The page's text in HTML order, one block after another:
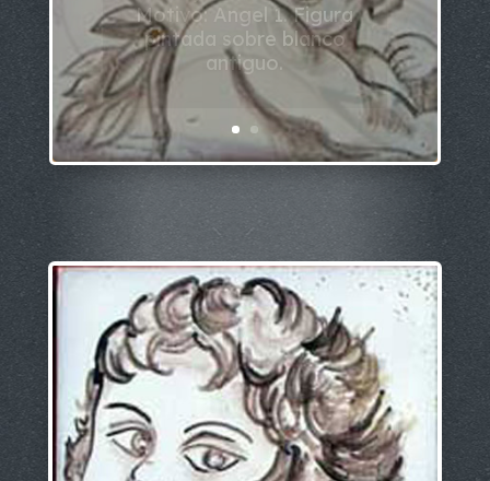
Azulejo de 15×15 cms.
Motivo: Angel 2. Figura
pintada sobre blanco
antiguo.